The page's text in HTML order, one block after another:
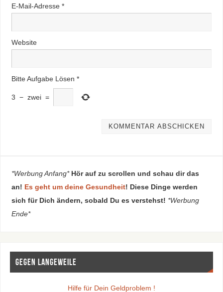
E-Mail-Adresse *
Website
Bitte Aufgabe Lösen *
3 − zwei =
*Werbung Anfang* Hör auf zu scrollen und schau dir das
an! Es geht um deine Gesundheit! Diese Dinge werden
sich für Dich ändern, sobald Du es verstehst! *Werbung
Ende*
Gegen Langeweile
Hilfe für Dein Geldproblem !